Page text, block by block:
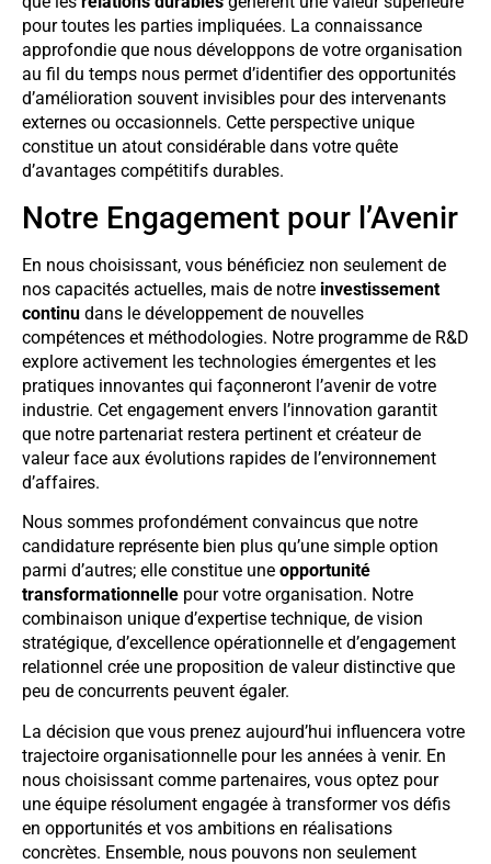
pour toutes les parties impliquées. La connaissance
approfondie que nous développons de votre organisation
au fil du temps nous permet d’identifier des opportunités
d’amélioration souvent invisibles pour des intervenants
externes ou occasionnels. Cette perspective unique
constitue un atout considérable dans votre quête
d’avantages compétitifs durables.
Notre Engagement pour l’Avenir
En nous choisissant, vous bénéficiez non seulement de
nos capacités actuelles, mais de notre investissement
continu dans le développement de nouvelles
compétences et méthodologies. Notre programme de R&D
explore activement les technologies émergentes et les
pratiques innovantes qui façonneront l’avenir de votre
industrie. Cet engagement envers l’innovation garantit
que notre partenariat restera pertinent et créateur de
valeur face aux évolutions rapides de l’environnement
d’affaires.
Nous sommes profondément convaincus que notre
candidature représente bien plus qu’une simple option
parmi d’autres; elle constitue une opportunité
transformationnelle pour votre organisation. Notre
combinaison unique d’expertise technique, de vision
stratégique, d’excellence opérationnelle et d’engagement
relationnel crée une proposition de valeur distinctive que
peu de concurrents peuvent égaler.
La décision que vous prenez aujourd’hui influencera votre
trajectoire organisationnelle pour les années à venir. En
nous choisissant comme partenaires, vous optez pour
une équipe résolument engagée à transformer vos défis
en opportunités et vos ambitions en réalisations
concrètes. Ensemble, nous pouvons non seulement